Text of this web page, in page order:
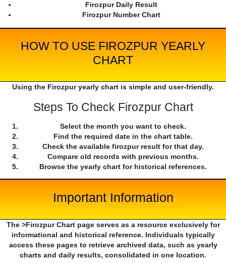
Firozpur Daily Result
Firozpur Number Chart
HOW TO USE FIROZPUR YEARLY
CHART
Using the Firozpur yearly chart is simple and user-friendly.
Steps To Check Firozpur Chart
Select the month you want to check.
Find the required date in the chart table.
Check the available firozpur result for that day.
Compare old records with previous months.
Browse the yearly chart for historical references.
Important Information
The >Firozpur Chart page serves as a resource exclusively for
informational and historical reference. Individuals typically
access these pages to retrieve archived data, such as yearly
charts and daily results, consolidated in one location.